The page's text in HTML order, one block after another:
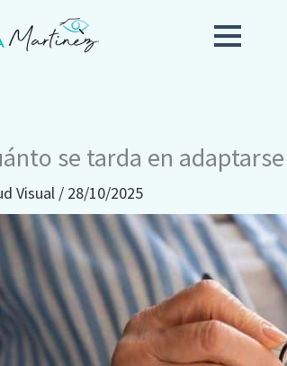
se tarda en
Visual / 28/10/2025